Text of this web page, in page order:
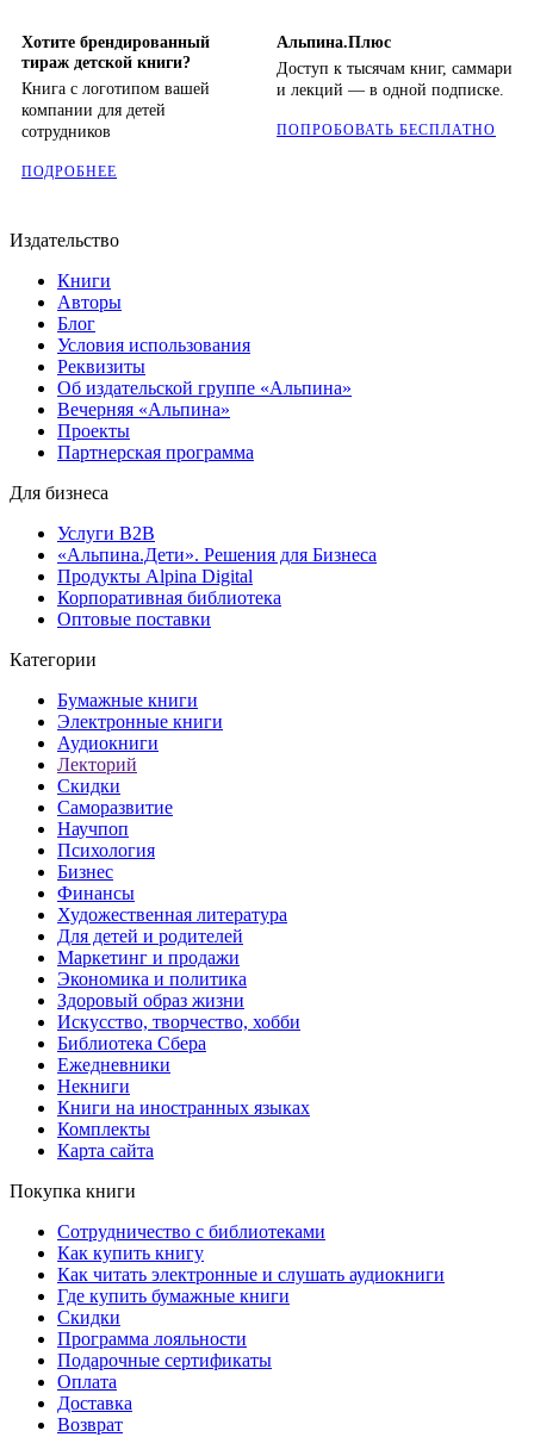
Хотите брендированный
тираж детской книги?
Книга с логотипом вашей
компании для детей
сотрудников
ПОДРОБНЕЕ
Альпина.Плюс
Доступ к тысячам книг, саммари
и лекций — в одной подписке.
ПОПРОБОВАТЬ БЕСПЛАТНО
Издательство
Книги
Авторы
Блог
Условия использования
Реквизиты
Об издательской группе «Альпина»
Вечерняя «Альпина»
Проекты
Партнерская программа
Для бизнеса
Услуги B2B
«Альпина.Дети». Решения для Бизнеса
Продукты Alpina Digital
Корпоративная библиотека
Оптовые поставки
Категории
Бумажные книги
Электронные книги
Аудиокниги
Лекторий
Скидки
Саморазвитие
Научпоп
Психология
Бизнес
Финансы
Художественная литература
Для детей и родителей
Маркетинг и продажи
Экономика и политика
Здоровый образ жизни
Искусство, творчество, хобби
Библиотека Сбера
Ежедневники
Некниги
Книги на иностранных языках
Комплекты
Карта сайта
Покупка книги
Сотрудничество с библиотеками
Как купить книгу
Как читать электронные и слушать аудиокниги
Где купить бумажные книги
Скидки
Программа лояльности
Подарочные сертификаты
Оплата
Доставка
Возврат